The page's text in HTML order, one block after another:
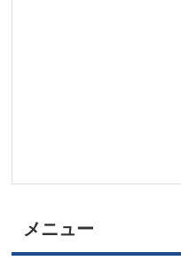
メニュー